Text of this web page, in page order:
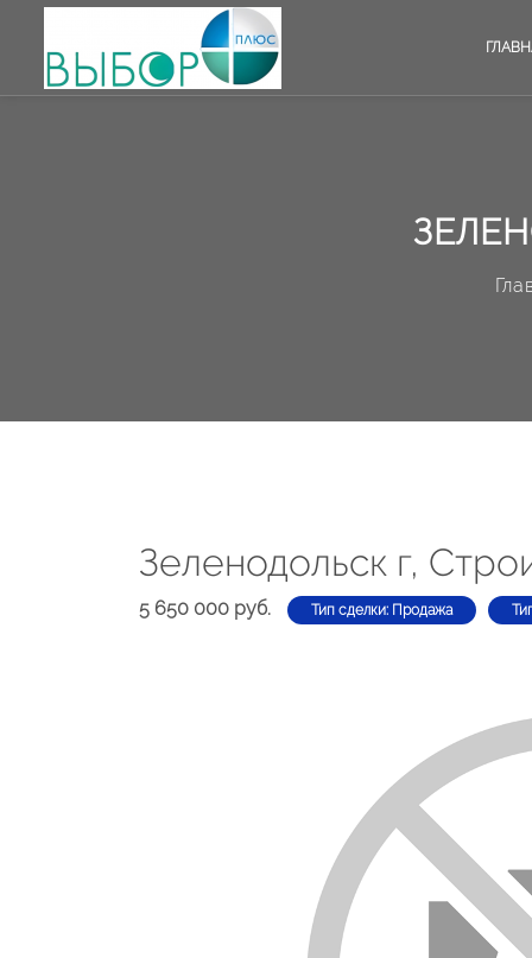
Зеленодольск г,
5 650 000 руб. Тип сделки: Продажа